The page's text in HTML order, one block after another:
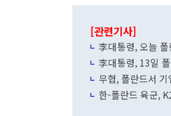
[관련기사]
李대통령, 오늘
李대통령, 13일
무협, 폴란드서
한-폴란드 육군,